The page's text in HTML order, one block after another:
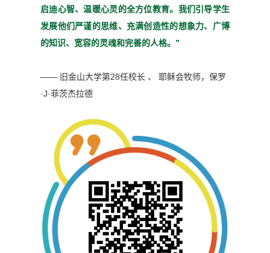
启迪心智、温暖心灵的全方位教育。 我们引导学生
发展他们严谨的思维、充满创造性的想象力、广博
的知识、宽容的灵魂和完善的人格。”
—— 旧金山大学第28任校长 、 耶稣会牧师， 保罗
·J·菲茨杰拉德